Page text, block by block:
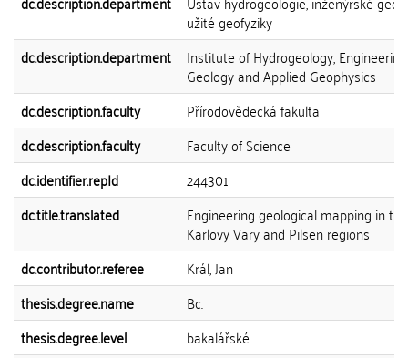
užité geofyziky
dc.description.department
Institute of Hydrogeology, Engineering
Geology and Applied Geophysics
dc.description.faculty
Přírodovědecká fakulta
dc.description.faculty
Faculty of Science
dc.identifier.repId
244301
dc.title.translated
Engineering geological mapping in the
Karlovy Vary and Pilsen regions
dc.contributor.referee
Král, Jan
thesis.degree.name
Bc.
thesis.degree.level
bakalářské